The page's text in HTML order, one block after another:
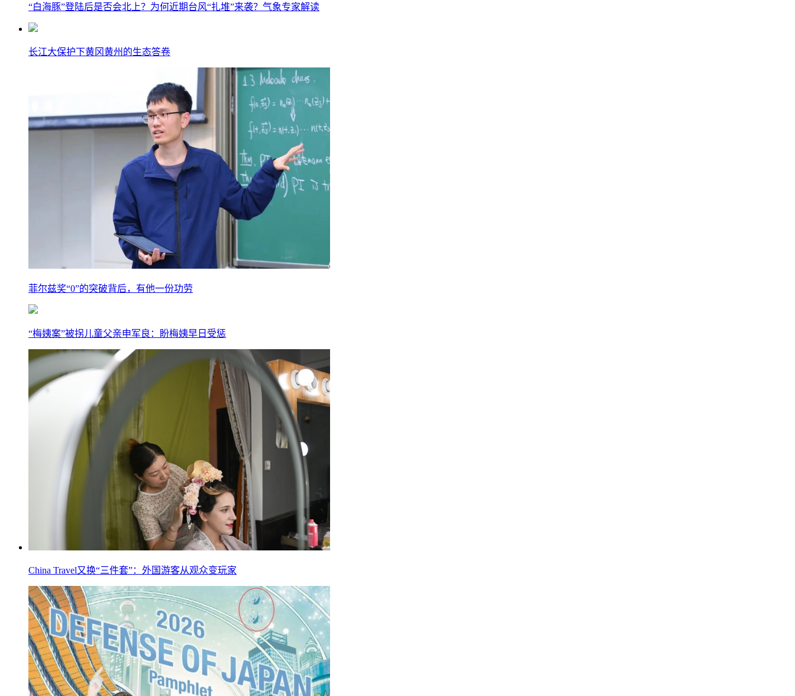
“白海豚”登陆后是否会北上？为何近期台风“扎堆”来袭？气象专家解读
长江大保护下黄冈黄州的生态答卷
菲尔兹奖“0”的突破背后，有他一份功劳
“梅姨案”被拐儿童父亲申军良：盼梅姨早日受惩
China Travel又换“三件套”：外国游客从观众变玩家